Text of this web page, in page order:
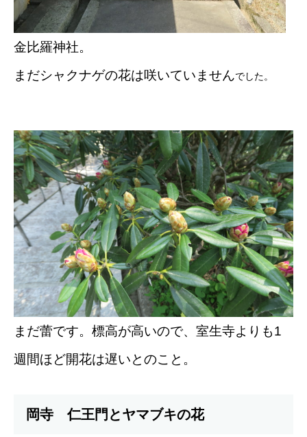
金比羅神社。
まだシャクナゲの花は咲いていませんでした。
まだ蕾です。標高が高いので、室生寺よりも1
週間ほど開花は遅いとのこと。
岡寺 仁王門とヤマブキの花